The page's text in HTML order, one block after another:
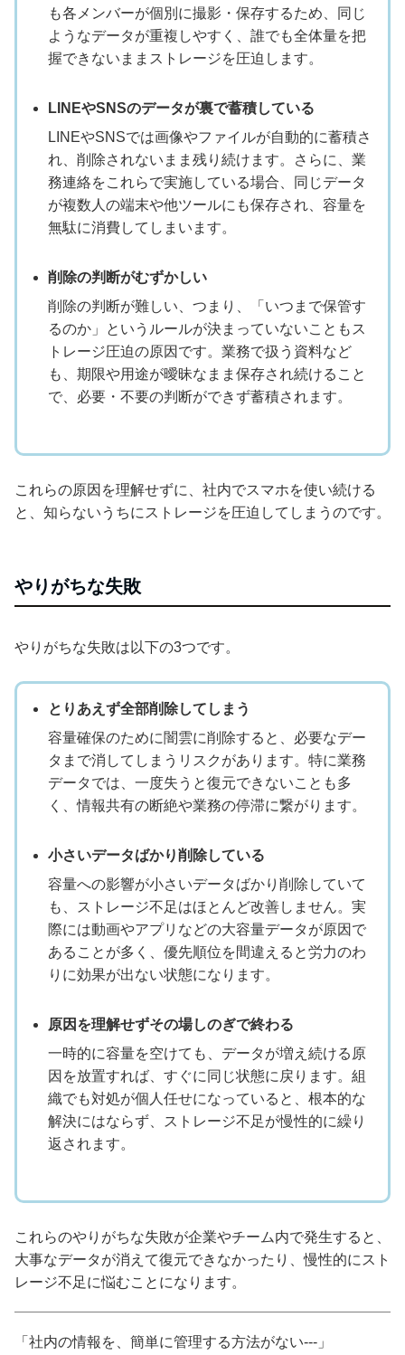
も各メンバーが個別に撮影・保存するため、同じ
ようなデータが重複しやすく、誰でも全体量を把
握できないままストレージを圧迫します。
LINEやSNSのデータが裏で蓄積している
LINEやSNSでは画像やファイルが自動的に蓄積さ
れ、削除されないまま残り続けます。さらに、業
務連絡をこれらで実施している場合、同じデータ
が複数人の端末や他ツールにも保存され、容量を
無駄に消費してしまいます。
削除の判断がむずかしい
削除の判断が難しい、つまり、「いつまで保管す
るのか」というルールが決まっていないこともス
トレージ圧迫の原因です。業務で扱う資料など
も、期限や用途が曖昧なまま保存され続けること
で、必要・不要の判断ができず蓄積されます。
これらの原因を理解せずに、社内でスマホを使い続ける
と、知らないうちにストレージを圧迫してしまうのです。
やりがちな失敗
やりがちな失敗は以下の3つです。
とりあえず全部削除してしまう
容量確保のために闇雲に削除すると、必要なデー
タまで消してしまうリスクがあります。特に業務
データでは、一度失うと復元できないことも多
く、情報共有の断絶や業務の停滞に繋がります。
小さいデータばかり削除している
容量への影響が小さいデータばかり削除していて
も、ストレージ不足はほとんど改善しません。実
際には動画やアプリなどの大容量データが原因で
あることが多く、優先順位を間違えると労力のわ
りに効果が出ない状態になります。
原因を理解せずその場しのぎで終わる
一時的に容量を空けても、データが増え続ける原
因を放置すれば、すぐに同じ状態に戻ります。組
織でも対処が個人任せになっていると、根本的な
解決にはならず、ストレージ不足が慢性的に繰り
返されます。
これらのやりがちな失敗が企業やチーム内で発生すると、
大事なデータが消えて復元できなかったり、慢性的にスト
レージ不足に悩むことになります。
「社内の情報を、簡単に管理する方法がない---」